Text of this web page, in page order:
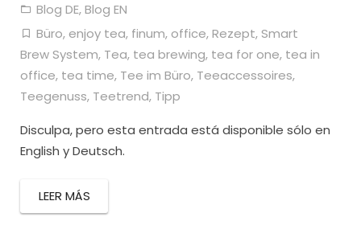
Blog DE,Blog EN
Büro, enjoy tea, finum, office,Rezept, Smart
Brew System, Tea, tea brewing, tea for one, tea in
office, tea time, Tee im Büro, Teeaccessoires,
Teegenuss, Teetrend, Tipp
Disculpa, pero esta entrada está disponible sólo en
English y Deutsch.
LEER MÁS